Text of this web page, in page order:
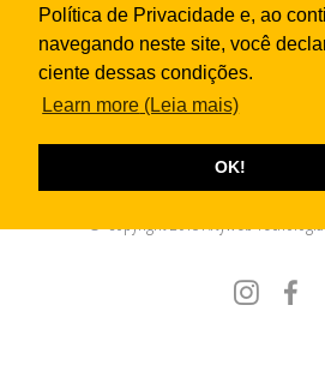
Política de Privacidade e, ao
navegando neste site, você
ciente dessas condições.
Learn more
OK!
QUEM SOMOSFILIAIS
Ligue agora(49) 3441-0800
© Copyright 2018 Artyweb Tecnologia